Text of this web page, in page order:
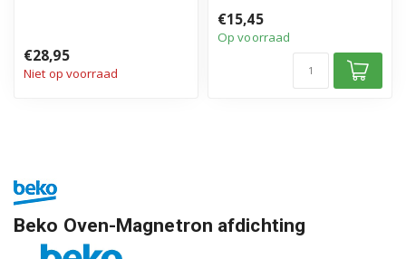
€28,95
Niet op voorraad
• Hoogwaardi...
€15,45
Op voorraad
Beko Oven-Magnetron afdichting